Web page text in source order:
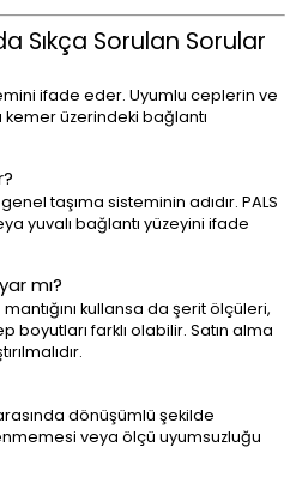
Sıkça Sorulan Sorular
ifade eder. Uyumlu ceplerin ve
üzerindeki bağlantı
taşıma sisteminin adıdır. PALS
yuvalı bağlantı yüzeyini ifade
mı?
kullansa da şerit ölçüleri,
boyutları farklı olabilir. Satın alma
dönüşümlü şekilde
veya ölçü uyumsuzluğu